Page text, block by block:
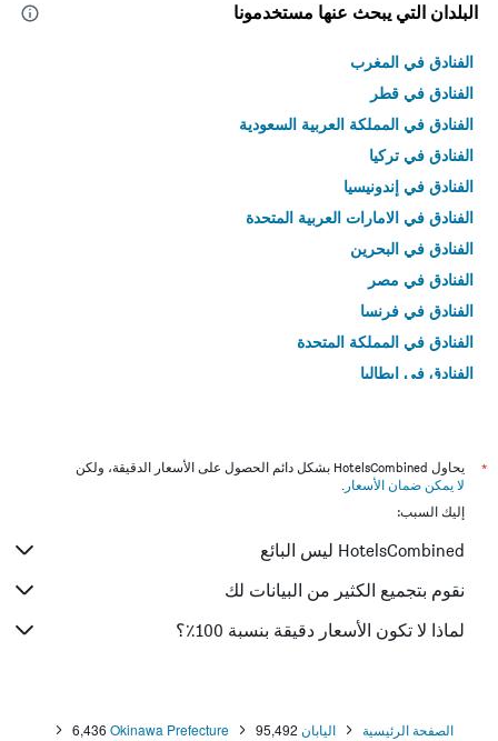
البلدان التي يبحث عنها مستخدمونا
الفنادق في المغرب
الفنادق في قطر
الفنادق في المملكة العربية السعودية
الفنادق في تركيا
الفنادق في إندونيسيا
الفنادق في الامارات العربية المتحدة
الفنادق في البحرين
الفنادق في مصر
الفنادق في فرنسا
الفنادق في المملكة المتحدة
الفنادق في إيطاليا
*
يحاول HotelsCombined بشكل دائم الحصول على الأسعار الدقيقة، ولكن
لا يمكن ضمان الأسعار .
إليك السبب:
HotelsCombined ليس البائع
نقوم بتجميع الكثير من البيانات لك
لماذا لا تكون الأسعار دقيقة بنسبة 100٪؟
الصفحة الرئيسية اليابان 95,492
Okinawa Prefecture
6,436